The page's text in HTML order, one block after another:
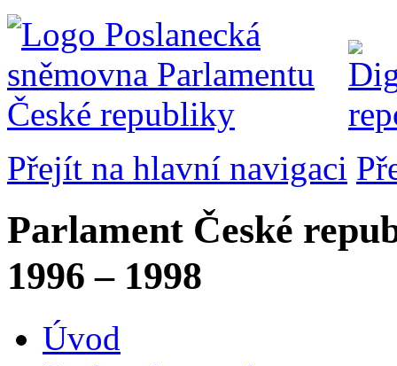
Přejít na hlavní navigaci
Parlament České
1996 – 1998
Úvod